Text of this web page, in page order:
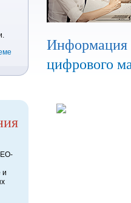
и
Информация
цифрового